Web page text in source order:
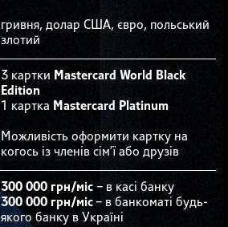
гривня, долар США, євро, польський
злотий
3 картки Mastercard World Black
Edition
1 картка Mastercard Platinum
Можливість оформити картку на
когось із членів сім’ї або друзів
300 000 грн/мiс – в касі банку
300 000 грн/мiс – в банкоматі будь-
якого банку в Україні